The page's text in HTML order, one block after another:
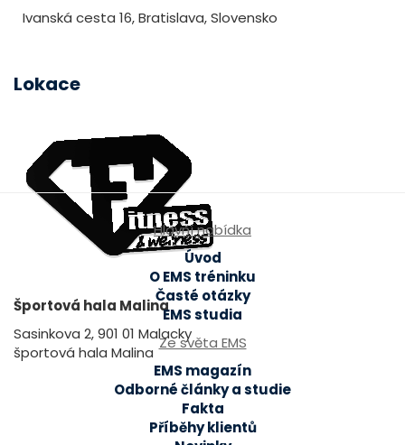
Ivanská cesta 16, Bratislava, Slovensko
Lokace
Športová hala Malina
Sasinkova 2, 901 01 Malacky
športová hala Malina
Hlavní nabídka
Úvod
O EMS tréninku
Časté otázky
EMS studia
Ze světa EMS
EMS magazín
Odborné články a studie
Fakta
Příběhy klientů